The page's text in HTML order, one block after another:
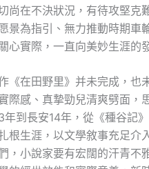
尚在不決狀況，有待攻堅克
景為指引、無力推動時期車
心實際，一直向美妙生涯的
《在田野里》并未完成，也
際感、真摯勁兒清爽劈面，
年到長安14年，從《種谷記
根生涯，以文學敘事充足介
，小說家要有宏闊的汗青不